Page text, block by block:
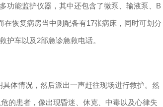
功能监护仪器，其中还包含了微泵、输液泵、B
恢复病房当中则配备有17张病床，同时可划分
护车以及2部急诊急救电话。
体情况，然后派出一声赶往现场进行救护。然
的患者，像出现昏迷、休克、中毒以及心律失